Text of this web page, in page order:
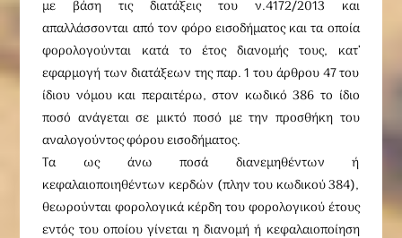
με βάση τις διατάξεις του ν.4172/2013 και
απαλλάσσονται από τον φόρο εισοδήματος και τα οποία
φορολογούνται κατά το έτος διανομής τους, κατ’
εφαρμογή των διατάξεων της παρ. 1 του άρθρου 47 του
ίδιου νόμου και περαιτέρω, στον κωδικό 386 το ίδιο
ποσό ανάγεται σε μικτό ποσό με την προσθήκη του
αναλογούντος φόρου εισοδήματος.
Τα ως άνω ποσά διανεμηθέντων ή
κεφαλαιοποιηθέντων κερδών (πλην του κωδικού 384),
θεωρούνται φορολογικά κέρδη του φορολογικού έτους
εντός του οποίου γίνεται η διανομή ή κεφαλαιοποίηση